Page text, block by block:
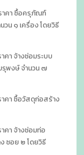
าคา ซื้อครุภัณฑ์
น ๑ เครื่อง โดยวิธี
คา จ้างซ่อมระบบ
พงษ์ จำนวน ๗
คา ซื้อวัสดุก่อสร้าง
คา จ้างซ่อมท่อ
ง ซอย ๒ โดยวิธี